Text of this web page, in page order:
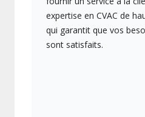
expertise en CVAC de
qui garantit que vos
sont satisfaits.